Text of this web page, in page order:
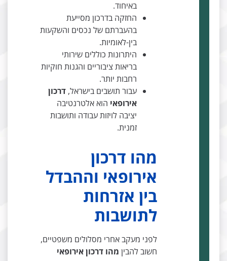
החזקה בדרכון מסייעת
בהעברתם של נכסים והשקעות
בין-לאומיות.
היתרונות כוללים שירותי
בריאות ציבוריים והגנות חוקיות
רחבות יותר.
עבור תושבים בישראל,דרכון
הוא אלטרנטיבה
יציבה לויזות עבודה ותושבות
מהו דרכון
אירופאי וההבדל
בין אזרחות
לתושבות
לפני מעקב אחרי מסלולים משפטיים,
חשוב להביןמהו דרכון אירופאי